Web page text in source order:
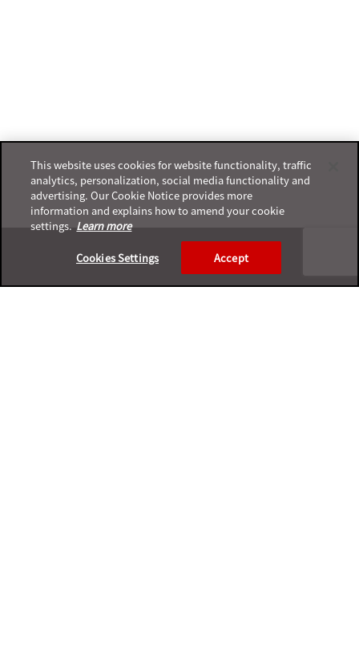
Footer
This website uses cookies for website functionality, traffic
analytics, personalization, social media functionality and
advertising. Our Cookie Notice provides more
information and explains how to amend your cookie
settings. Learn more
Cookies Settings Accept